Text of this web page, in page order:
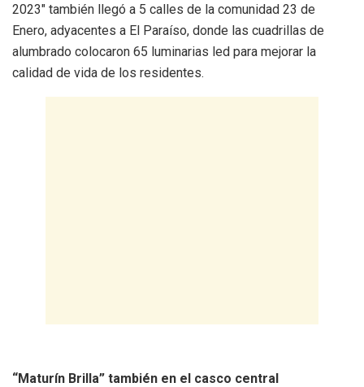
2023″ también llegó a 5 calles de la comunidad 23 de
Enero, adyacentes a El Paraíso, donde las cuadrillas de
alumbrado colocaron 65 luminarias led para mejorar la
calidad de vida de los residentes.
“Maturín Brilla” también en el casco central